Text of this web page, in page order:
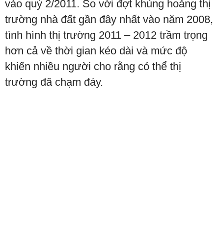
vào quý 2/2011. So với đợt khủng hoảng thị
trường nhà đất gần đây nhất vào năm 2008,
tình hình thị trường 2011 – 2012 trầm trọng
hơn cả về thời gian kéo dài và mức độ
khiến nhiều người cho rằng có thể thị
trường đã chạm đáy.